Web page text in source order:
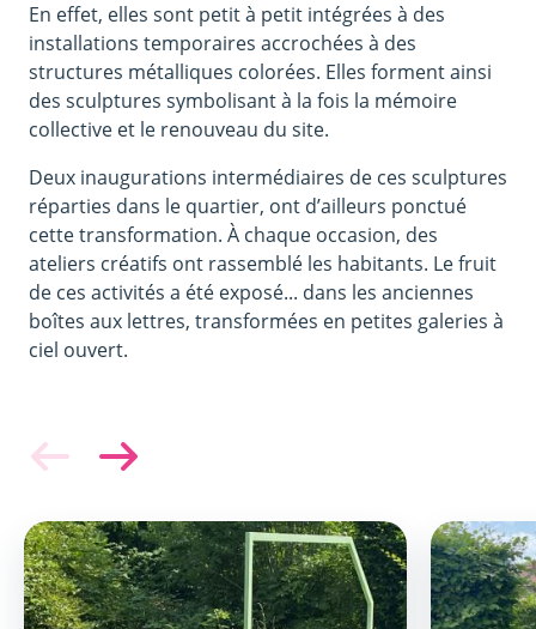
En effet, elles sont petit à petit intégrées à des
installations temporaires accrochées à des
structures métalliques colorées. Elles forment ainsi
des sculptures symbolisant à la fois la mémoire
collective et le renouveau du site.
Deux inaugurations intermédiaires de ces sculptures
réparties dans le quartier, ont d’ailleurs ponctué
cette transformation. À chaque occasion, des
ateliers créatifs ont rassemblé les habitants. Le fruit
de ces activités a été exposé... dans les anciennes
boîtes aux lettres, transformées en petites galeries à
ciel ouvert.
Image Image